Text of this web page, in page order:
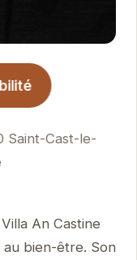
Saint-Cast-le-
An Castine
bien-être. Son